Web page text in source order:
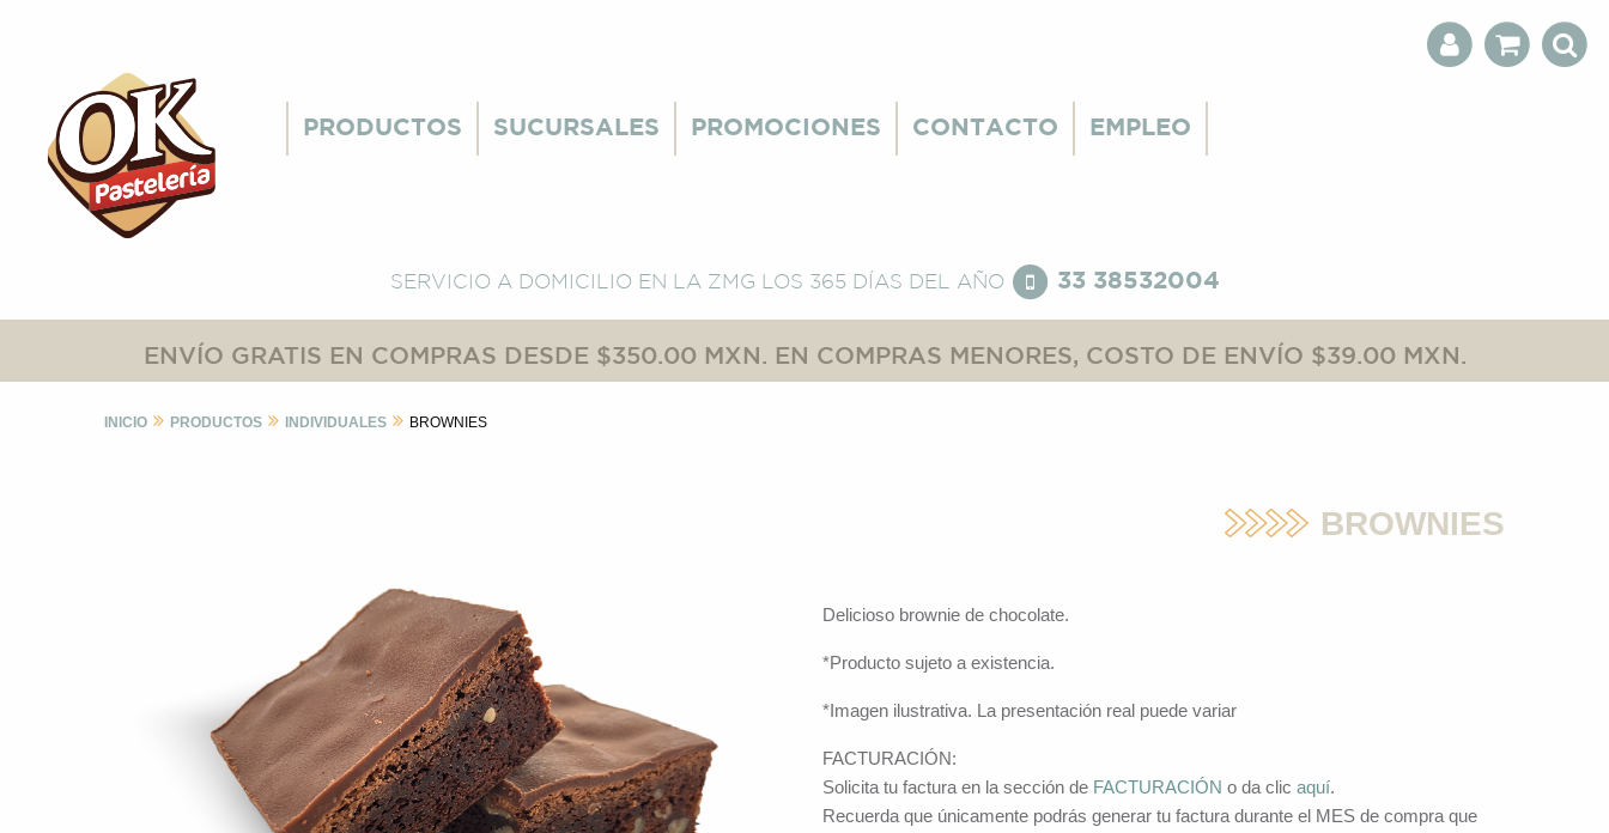
PRODUCTOS SUCURSALES PROMOCIONES CONTACTO EMPLEO
SERVICIO A DOMICILIO EN LA ZMG LOS 365 DÍAS DEL AÑO 33 38532004
ENVÍO GRATIS EN COMPRAS DESDE $350.00 MXN. EN COMPRAS MENORES, COSTO DE ENVÍO $39.00 MXN.
INICIO PRODUCTOS INDIVIDUALES BROWNIES
BROWNIES
Delicioso brownie de chocolate.
*Producto sujeto a existencia.
*Imagen ilustrativa. La presentación real puede variar
FACTURACIÓN:
Solicita tu factura en la sección de FACTURACIÓN o da clic aquí.
Recuerda que únicamente podrás generar tu factura durante el MES de compra que